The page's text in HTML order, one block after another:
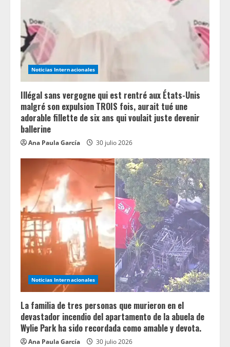
n
g
Noticias Internacionales
Illégal sans vergogne qui est rentré aux États-Unis
malgré son expulsion TROIS fois, aurait tué une
adorable fillette de six ans qui voulait juste devenir
ballerine
Ana Paula García 30 julio 2026
Noticias Internacionales
La familia de tres personas que murieron en el
devastador incendio del apartamento de la abuela de
Wylie Park ha sido recordada como amable y devota.
Ana Paula García 30 julio 2026